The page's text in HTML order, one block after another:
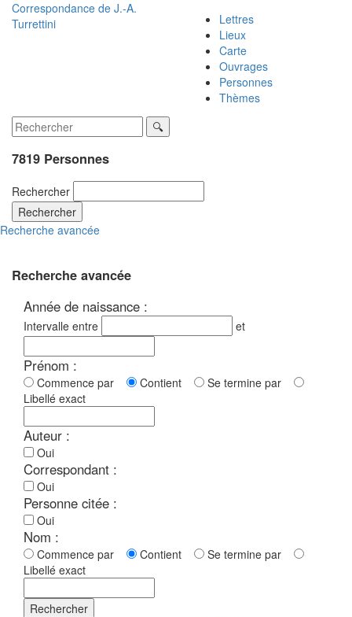
Correspondance de J.-A.
Turrettini
Lettres
Lieux
Carte
Ouvrages
Personnes
Thèmes
7819 Personnes
Rechercher
Rechercher
Recherche avancée
Recherche avancée
Année de naissance :
Intervalle entre et
Prénom :
Commence par Contient
Se termine par
Libellé exact
Auteur :
Oui
Correspondant :
Oui
Personne citée :
Oui
Nom :
Commence par Contient
Se termine par
Libellé exact
Rechercher